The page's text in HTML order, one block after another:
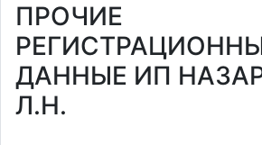
ПРОЧИЕ
ДАННЫЕ ИП
Л.Н.